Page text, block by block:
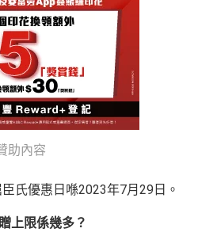
助內容
氏優惠日喺2023年7月29日。
上限係幾多？